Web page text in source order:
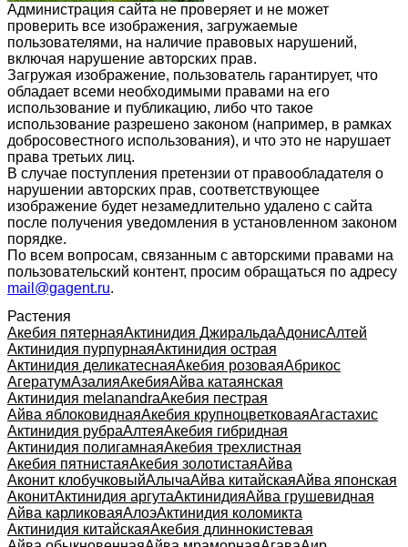
Администрация сайта не проверяет и не может
проверить все изображения, загружаемые
пользователями, на наличие правовых нарушений,
включая нарушение авторских прав.
Загружая изображение, пользователь гарантирует, что
обладает всеми необходимыми правами на его
использование и публикацию, либо что такое
использование разрешено законом (например, в рамках
добросовестного использования), и что это не нарушает
права третьих лиц.
В случае поступления претензии от правообладателя о
нарушении авторских прав, соответствующее
изображение будет незамедлительно удалено с сайта
после получения уведомления в установленном законом
порядке.
По всем вопросам, связанным с авторскими правами на
пользовательский контент, просим обращаться по адресу
mail@gagent.ru.
Растения
Акебия пятернаяАктинидия ДжиральдаАдонисАлтей
Актинидия пурпурнаяАктинидия острая
Актинидия деликатеснаяАкебия розоваяАбрикос
АгератумАзалияАкебияАйва катаянская
Актинидия melanandraАкебия пестрая
Айва яблоковиднаяАкебия крупноцветковаяАгастахис
Актинидия рубраАлтеяАкебия гибридная
Актинидия полигамнаяАкебия трехлистная
Акебия пятнистаяАкебия золотистаяАйва
Аконит клобучковыйАлычаАйва китайскаяАйва японская
АконитАктинидия аргутаАктинидияАйва грушевидная
Айва карликоваяАлоэАктинидия коломикта
Актинидия китайскаяАкебия длиннокистевая